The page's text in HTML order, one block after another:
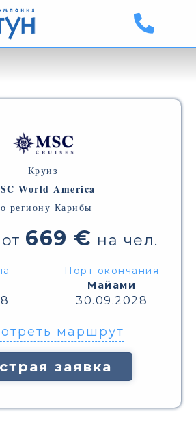
Круиз
World America
региону Карибы
669 € на чел.
Порт окончания
Майами
30.09.2028
маршрут
заявка